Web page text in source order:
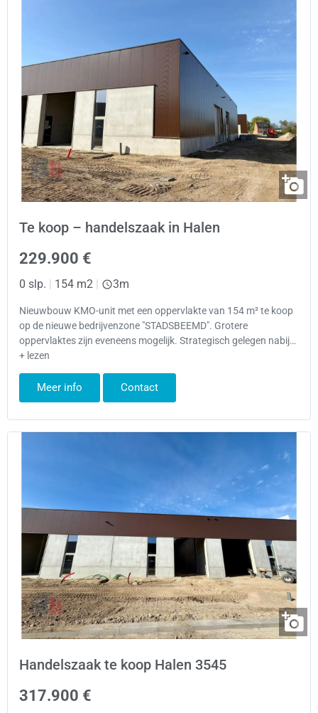
Te koop – handelszaak in Halen
229.900 €
0 slp. 154 m2 3m
Nieuwbouw KMO-unit met een oppervlakte van 154 m² te koop
op de nieuwe bedrijvenzone "STADSBEEMD". Grotere
oppervlaktes zijn eveneens mogelijk. Strategisch gelegen nabij…
+ lezen
Meer info Contact
Handelszaak te koop Halen 3545
317.900 €